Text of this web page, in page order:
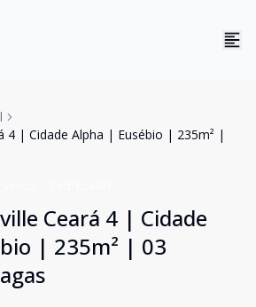
4 | Cidade Alpha | Eusébio | 235m² |
Ceará 4 | Cidade
| 235m² | 03